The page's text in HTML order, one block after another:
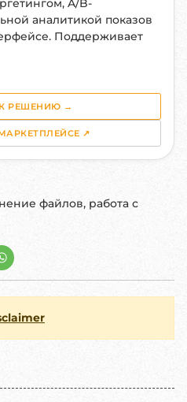
A/B-
аналитикой показов
Поддерживает
РЕШЕНИЮ →
↗
файлов, работа с